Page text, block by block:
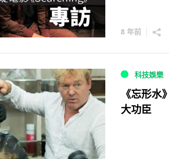
8 年前
科技娛樂
《忘形
大功臣